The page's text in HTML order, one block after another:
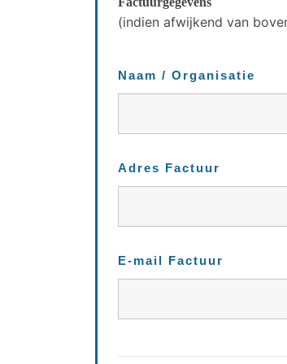
(indien afwijkend van
Naam / Organisatie
Adres Factuur
E-mail Factuur